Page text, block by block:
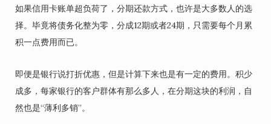
如果信用卡账单超负荷了，分期还款方式，也许是大多数人的选
择。毕竟将债务化整为零，分成12期或者24期，只需要每个月累
积一点费用而已。
即便是银行说打折优惠，但是计算下来也是有一定的费用。积少
成多，每家银行的客户群体有那么多人，在分期这块的利润，自
然也是“薄利多销”。